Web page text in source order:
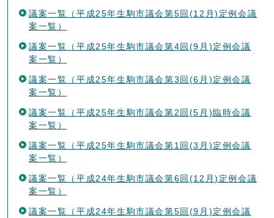
議案一覧（平成25年生駒市議会第5回(12月)定例会議
案一覧）
議案一覧（平成25年生駒市議会第4回(9月)定例会議
案一覧）
議案一覧（平成25年生駒市議会第3回(6月)定例会議
案一覧）
議案一覧（平成25年生駒市議会第2回(5月)臨時会議
案一覧）
議案一覧（平成25年生駒市議会第1回(3月)定例会議
案一覧）
議案一覧（平成24年生駒市議会第6回(12月)定例会議
案一覧）
議案一覧（平成24年生駒市議会第5回(9月)定例会議